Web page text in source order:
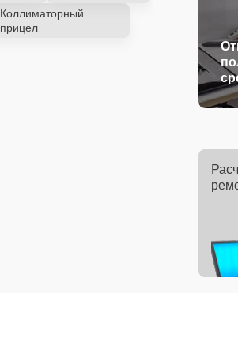
Коллиматорный
прицел